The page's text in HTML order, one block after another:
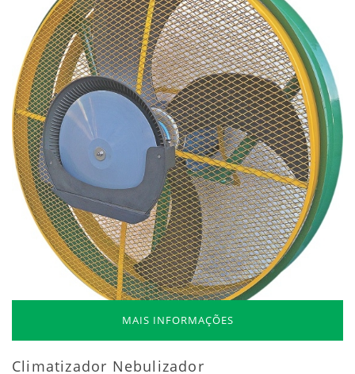
MAIS INFORMAÇÕES
Climatizador Nebulizador